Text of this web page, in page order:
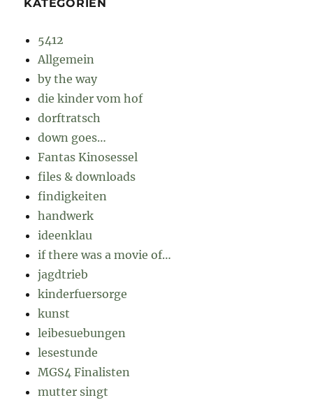
KATEGORIEN
5412
Allgemein
by the way
die kinder vom hof
dorftratsch
down goes…
Fantas Kinosessel
files & downloads
findigkeiten
handwerk
ideenklau
if there was a movie of…
jagdtrieb
kinderfuersorge
kunst
leibesuebungen
lesestunde
MGS4 Finalisten
mutter singt